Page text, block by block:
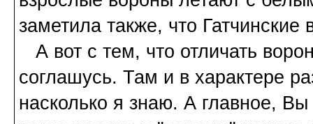
заметила также, что
А вот с тем, что отличать
соглашусь. Там и в характере
насколько я знаю. А главное,